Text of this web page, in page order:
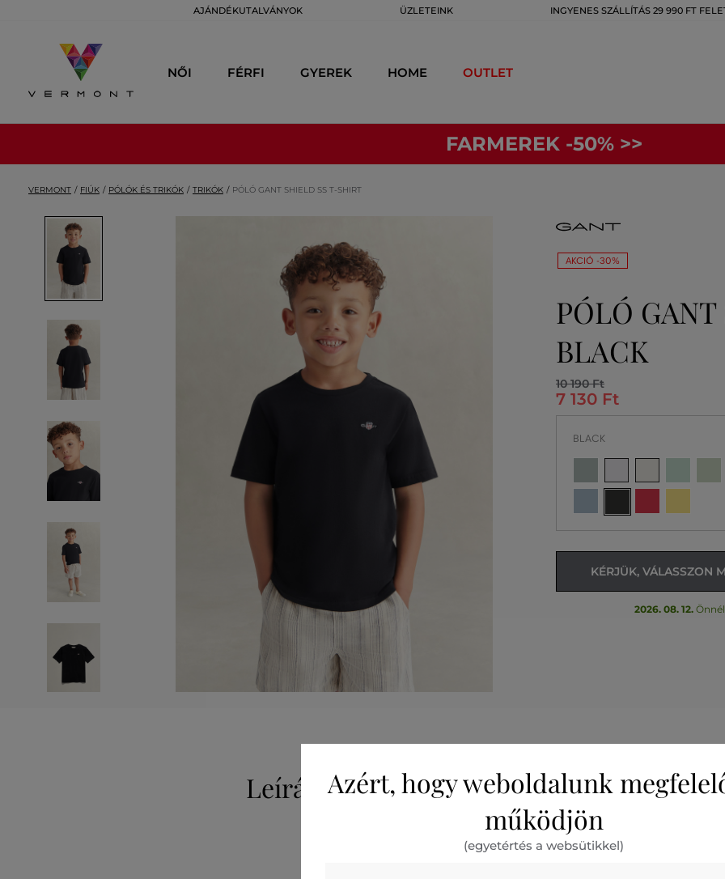
AJÁNDÉKUTALVÁNYOK ÜZLETEINK INGYENES SZÁLLÍTÁS 29 990 FT
NŐI FÉRFI GYEREK HOME OUTLET
FARMEREK -50% >>
VERMONT FIÚK PÓLÓK ÉS TRIKÓK TRIKÓK PÓLÓ GANT SHIELD SS T-SHIRT
AKCIÓ -30%
PÓLÓ
BLACK
10 190 Ft
7 130 Ft
BLACK
KÉRJÜK, VÁLASSZON
2026. 08. 12. Önnél
Leírás
Gyerek póló egyenes szabással, amelyet az originálisan
díszít a mellkasán. Egyszínű design kerek nyakkivágással
Azért, hogy weboldalunk
működjön
(egyetértés a websütikkel)